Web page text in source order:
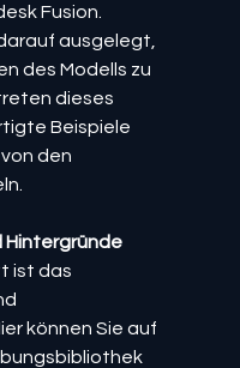
Fusion.
ausgelegt,
des Modells zu
dieses
Beispiele
den
Hintergründe
ist das
können Sie auf